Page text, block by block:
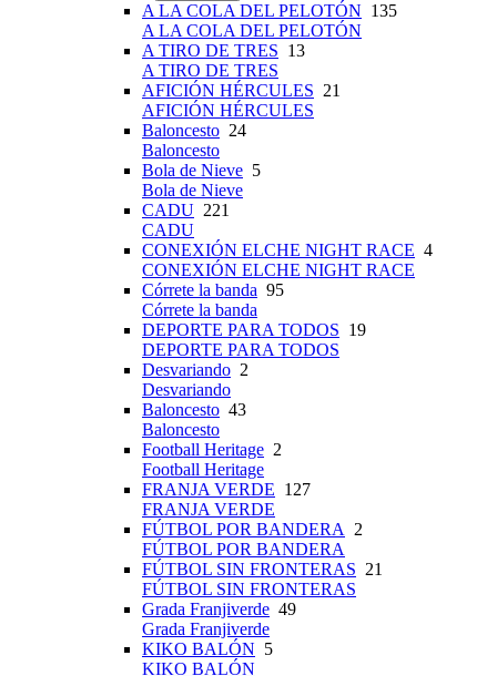
A LA COLA DEL PELOTÓN 135
A LA COLA DEL PELOTÓN
A TIRO DE TRES 13
A TIRO DE TRES
AFICIÓN HÉRCULES 21
AFICIÓN HÉRCULES
Baloncesto 24
Baloncesto
Bola de Nieve 5
Bola de Nieve
CADU 221
CADU
CONEXIÓN ELCHE NIGHT RACE 4
CONEXIÓN ELCHE NIGHT RACE
Córrete la banda 95
Córrete la banda
DEPORTE PARA TODOS 19
DEPORTE PARA TODOS
Desvariando 2
Desvariando
Baloncesto 43
Baloncesto
Football Heritage 2
Football Heritage
FRANJA VERDE 127
FRANJA VERDE
FÚTBOL POR BANDERA
2
FÚTBOL POR BANDERA
FÚTBOL SIN FRONTERAS 21
FÚTBOL SIN FRONTERAS
Grada Franjiverde 49
Grada Franjiverde
KIKO BALÓN 5
KIKO BALÓN